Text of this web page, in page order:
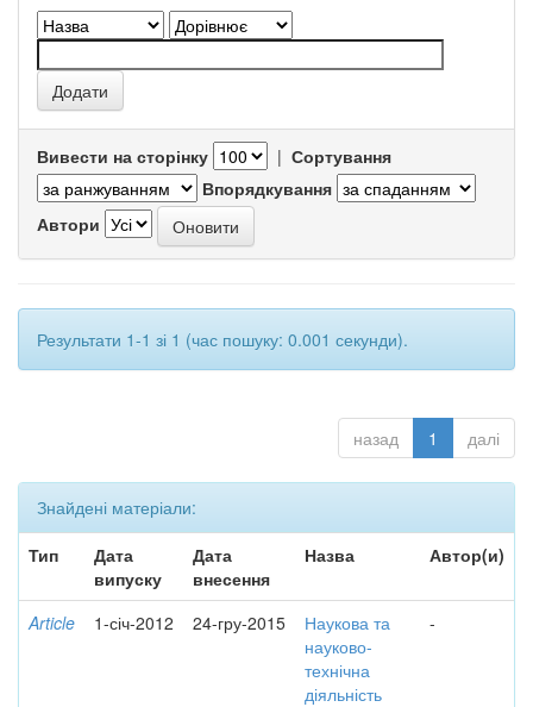
Вивести на сторінку | Сортування
Впорядкування
Автори
Результати 1-1 зі 1 (час пошуку: 0.001 секунди).
назад 1 далі
Знайдені матеріали:
Тип
Дата
випуску
Дата
внесення
Назва Автор(и)
Article 1-січ-2012 24-гру-2015
Наукова та
науково-
технічна
діяльність
-